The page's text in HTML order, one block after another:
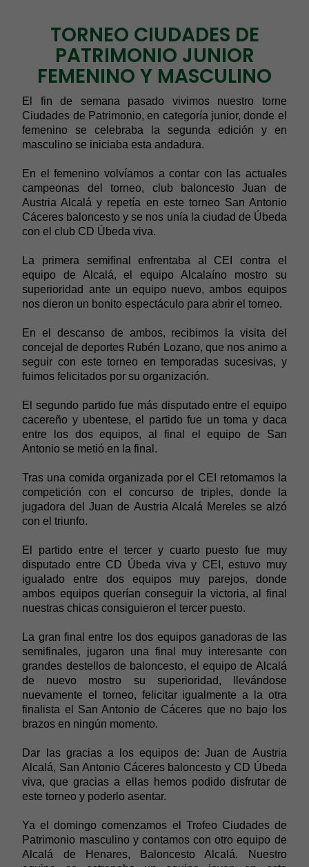
TORNEO CIUDADES DE
PATRIMONIO JUNIOR
FEMENINO Y MASCULINO
El fin de semana pasado vivimos nuestro torne
Ciudades de Patrimonio, en categoría junior, donde el
femenino se celebraba la segunda edición y en
masculino se iniciaba esta andadura.
En el femenino volvíamos a contar con las actuales
campeonas del torneo, club baloncesto Juan de
Austria Alcalá y repetía en este torneo San Antonio
Cáceres baloncesto y se nos unía la ciudad de Úbeda
con el club CD Úbeda viva.
La primera semifinal enfrentaba al CEI contra el
equipo de Alcalá, el equipoAlcalaíno mostro su
superioridad ante un equipo nuevo, ambos equipos
nos dieron un bonito espectáculo para abrir el torneo.
En el descanso de ambos, recibimos la visita del
concejal de deportes Rubén Lozano, que nos animo a
seguir con este torneo en temporadas sucesivas, y
fuimos felicitados por su organización.
El segundo partido fue más disputado entre el equipo
cacereño y ubentese, el partido fue un toma y daca
entre los dos equipos, al final el equipo de San
Antonio se metió en la final.
Tras una comida organizada por el CEI retomamos la
competición con el concurso de triples, donde la
jugadora del Juan de Austria Alcalá Mereles se alzó
con el triunfo.
El partido entre el tercer y cuarto puesto fue muy
disputado entre CD Úbeda viva y CEI, estuvo muy
igualado entre dos equipos muy parejos, donde
ambos equipos querían conseguir la victoria, al final
nuestras chicas consiguieron el tercer puesto.
La gran final entre los dos equipos ganadoras de las
semifinales, jugaron una final muy interesante con
grandes destellos de baloncesto, el equipo de Alcalá
de nuevo mostro su superioridad, llevándose
nuevamente el torneo, felicitar igualmente a la otra
finalista el San Antonio de Cáceres que no bajo los
brazos en ningún momento.
Dar las gracias a los equipos de: Juan de Austria
Alcalá, San Antonio Cáceres baloncesto y CD Úbeda
viva, que gracias a ellas hemos podido disfrutar de
este torneo y poderlo asentar.
Ya el domingo comenzamos el Trofeo Ciudades de
Patrimonio masculino y contamos con otro equipo de
Alcalá de Henares, Baloncesto Alcalá. Nuestro